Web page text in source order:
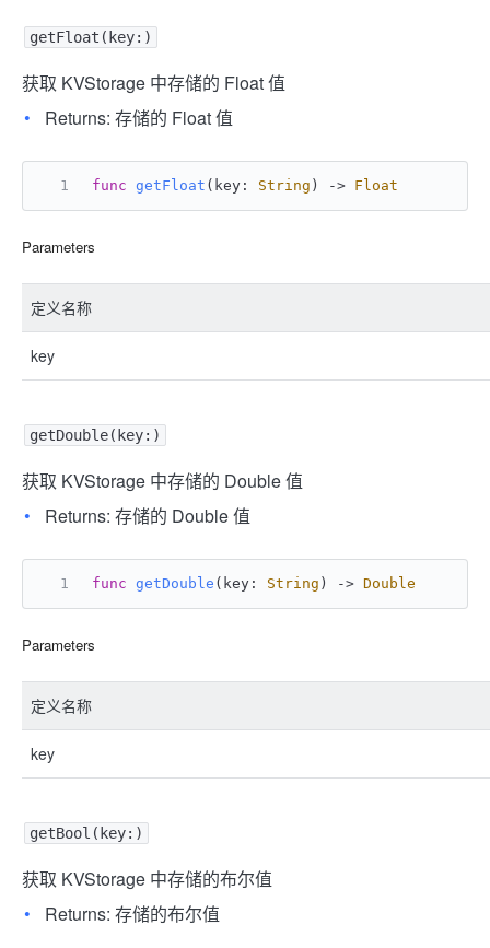
getFloat(key:)
获取 KVStorage 中存储的 Float 值
Returns: 存储的 Float 值
func getFloat ( key : String ) -> Float
Parameters
定义名称
key
getDouble(key:)
获取 KVStorage 中存储的 Double 值
Returns: 存储的 Double 值
func getDouble ( key : String ) -> Double
Parameters
定义名称
key
getBool(key:)
获取 KVStorage 中存储的布尔值
Returns: 存储的布尔值